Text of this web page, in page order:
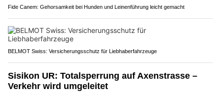
Fide Canem: Gehorsamkeit bei Hunden und Leinenführung leicht gemacht
BELMOT Swiss: Versicherungsschutz für Liebhaberfahrzeuge
Sisikon UR: Totalsperrung auf Axenstrasse –
Verkehr wird umgeleitet